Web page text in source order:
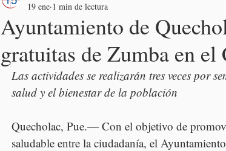
Ayuntamiento de
gratuitas de Zumba en
19 ene 1 min de lectura
Las actividades se realizarán tres veces por
salud y el bienestar de la población
Quecholac, Pue.— Con el objetivo de
saludable entre la ciudadanía, el